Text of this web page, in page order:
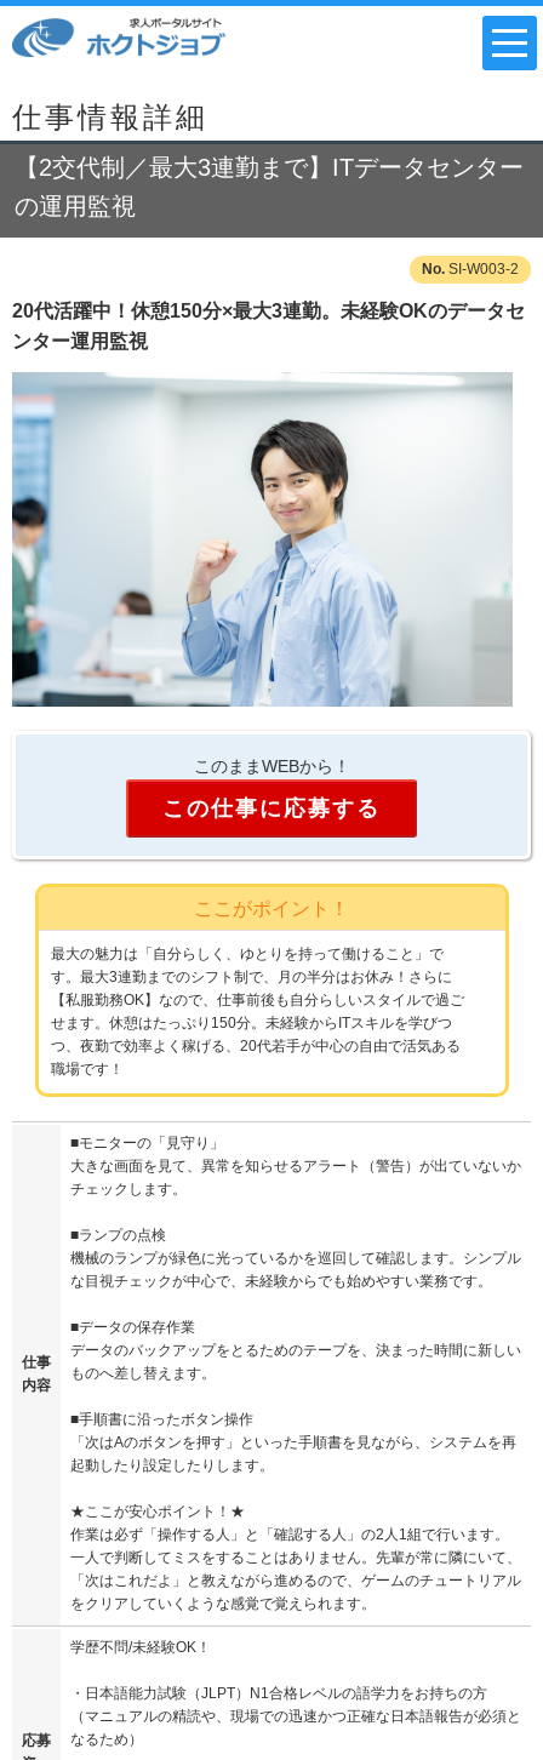
仕事情報詳細
【2交代制／最大3連勤まで】ITデータセンター
の運用監視
SI-W003-2
20代活躍中！休憩150分×最大3連勤。未経験OKのデータセ
ンター運用監視
このままWEBから！
この仕事に応募する
ここがポイント！
最大の魅力は「自分らしく、ゆとりを持って働けること」で
す。最大3連勤までのシフト制で、月の半分はお休み！さらに
【私服勤務OK】なので、仕事前後も自分らしいスタイルで過ご
せます。休憩はたっぷり150分。未経験からITスキルを学びつ
つ、夜勤で効率よく稼げる、20代若手が中心の自由で活気ある
職場です！
仕事
内容
■モニターの「見守り」
大きな画面を見て、異常を知らせるアラート（警告）が出ていないか
チェックします。
■ランプの点検
機械のランプが緑色に光っているかを巡回して確認します。シンプル
な目視チェックが中心で、未経験からでも始めやすい業務です。
■データの保存作業
データのバックアップをとるためのテープを、決まった時間に新しい
ものへ差し替えます。
■手順書に沿ったボタン操作
「次はAのボタンを押す」といった手順書を見ながら、システムを再
起動したり設定したりします。
★ここが安心ポイント！★
作業は必ず「操作する人」と「確認する人」の2人1組で行います。
一人で判断してミスをすることはありません。先輩が常に隣にいて、
「次はこれだよ」と教えながら進めるので、ゲームのチュートリアル
をクリアしていくような感覚で覚えられます。
応募
学歴不問/未経験OK！
・日本語能力試験（JLPT）N1合格レベルの語学力をお持ちの方
（マニュアルの精読や、現場での迅速かつ正確な日本語報告が必須と
なるため）